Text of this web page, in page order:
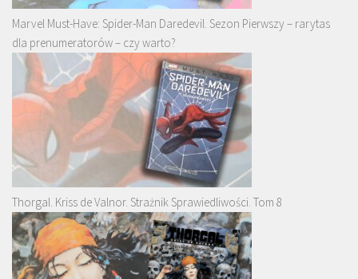
Marvel Must-Have: Spider-Man Daredevil. Sezon Pierwszy – rarytas
dla prenumeratorów – czy warto?
Thorgal. Kriss de Valnor. Strażnik Sprawiedliwości. Tom 8